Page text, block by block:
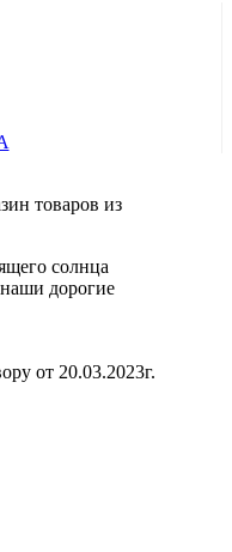
товаров из
солнца
дорогие
от 20.03.2023г.